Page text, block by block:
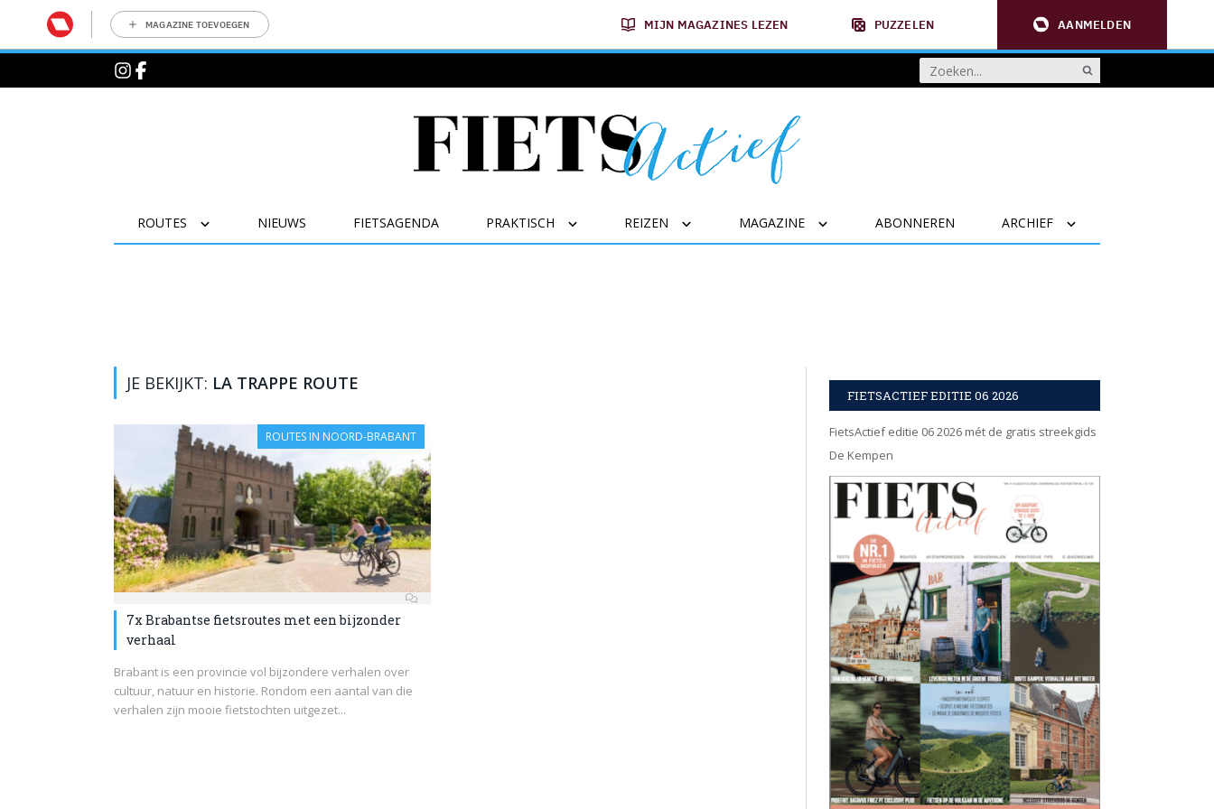
MAGAZINE TOEVOEGEN MIJN MAGAZINES LEZEN PUZZELEN AANMELDEN
ROUTES NIEUWS FIETSAGENDA PRAKTISCH REIZEN MAGAZINE ABONNEREN ARCHIEF
JE BEKIJKT: LA TRAPPE ROUTE
ROUTES IN NOORD-BRABANT
7x Brabantse fietsroutes met een bijzonder
verhaal
Brabant is een provincie vol bijzondere verhalen over
cultuur, natuur en historie. Rondom een aantal van die
verhalen zijn mooie fietstochten uitgezet...
FIETSACTIEF EDITIE 06 2026
FietsActief editie 06 2026 mét de gratis streekgids
De Kempen